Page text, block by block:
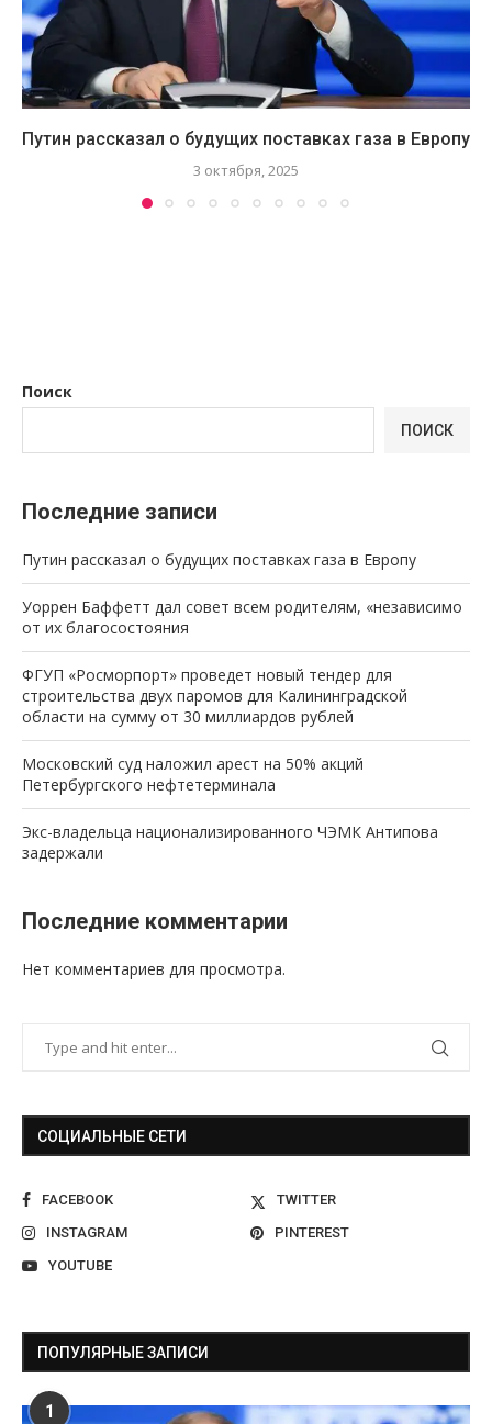
Путин рассказал о будущих поставках газа в Европу
3 октября, 2025
Поиск
ПОИСК
Последние записи
Путин рассказал о будущих поставках газа в Европу
Уоррен Баффетт дал совет всем родителям, «независимо
от их благосостояния
ФГУП «Росморпорт» проведет новый тендер для
строительства двух паромов для Калининградской
области на сумму от 30 миллиардов рублей
Московский суд наложил арест на 50% акций
Петербургского нефтетерминала
Экс-владельца национализированного ЧЭМК Антипова
задержали
Последние комментарии
Нет комментариев для просмотра.
СОЦИАЛЬНЫЕ СЕТИ
FACEBOOK
TWITTER
INSTAGRAM
PINTEREST
YOUTUBE
ПОПУЛЯРНЫЕ ЗАПИСИ
1